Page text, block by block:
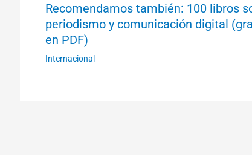
Recomendamos también: 100 libros
periodismo y comunicación digital
en PDF)
Internacional